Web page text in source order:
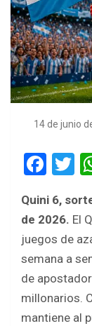
14 de junio
F
ce
b
o
o
k
T
tt
Quini 6,
de 2026. El
juegos de
semana a
de
millonarios.
mantiene al